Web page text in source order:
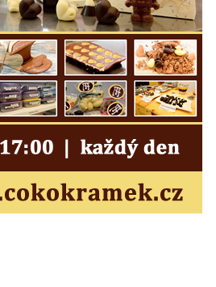
Českých
na Náměstí v
obcí Kamenný
parku na Náměstí v
v Krumlovské ulici ve
Micara ve